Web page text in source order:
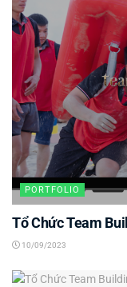
PORTFOLIO
Tổ Chức Team
10/09/2023